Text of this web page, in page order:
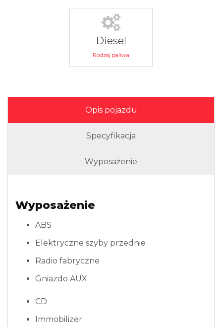
Diesel
Rodzaj paliwa
Opis pojazdu
Specyfikacja
Wyposażenie
Wyposażenie
ABS
Elektryczne szyby przednie
Radio fabryczne
Gniazdo AUX
CD
Immobilizer